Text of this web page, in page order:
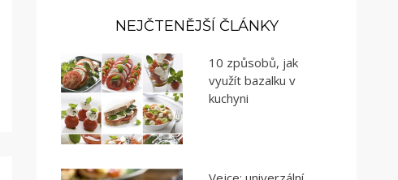
NEJČTENĚJŠÍ ČLÁNKY
10 způsobů, jak
využít bazalku v
kuchyni